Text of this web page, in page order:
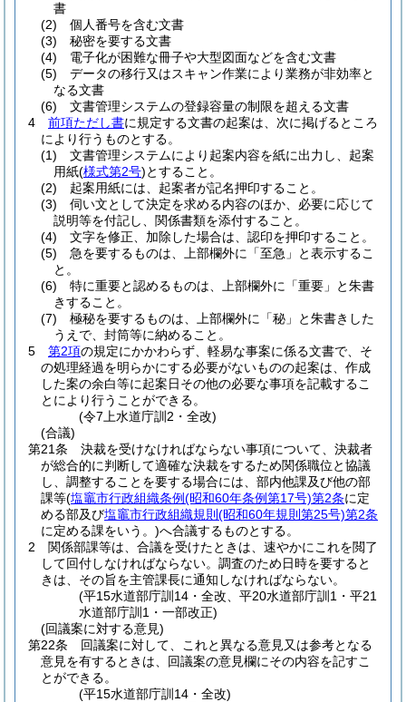
書
(2)
個人番号を含む文書
(3)
秘密を要する文書
(4)
電子化が困難な冊子や大型図面などを含む文書
(5)
データの移行又はスキャン作業により業務が非効率と
なる文書
(6)
文書管理システムの登録容量の制限を超える文書
4
前項ただし書に規定する文書の起案は、次に掲げるところ
により行うものとする。
(1)
文書管理システムにより起案内容を紙に出力し、起案
用紙(様式第2号)とすること。
(2)
起案用紙には、起案者が記名押印すること。
(3)
伺い文として決定を求める内容のほか、必要に応じて
説明等を付記し、関係書類を添付すること。
(4)
文字を修正、加除した場合は、認印を押印すること。
(5)
急を要するものは、上部欄外に「至急」と表示するこ
と。
(6)
特に重要と認めるものは、上部欄外に「重要」と朱書
きすること。
(7)
極秘を要するものは、上部欄外に「秘」と朱書きした
うえで、封筒等に納めること。
5
第2項の規定にかかわらず、軽易な事案に係る文書で、そ
の処理経過を明らかにする必要がないものの起案は、作成
した案の余白等に起案日その他の必要な事項を記載するこ
とにより行うことができる。
(令7上水道庁訓2・全改)
(合議)
第21条
決裁を受けなければならない事項について、決裁者
が総合的に判断して適確な決裁をするため関係職位と協議
し、調整することを要する場合には、部内他課及び他の部
課等(塩竈市行政組織条例(昭和60年条例第17号)第2条に定
める部及び塩竈市行政組織規則 (昭和60年規則第25号)第2条
に定める課をいう。)へ合議するものとする。
2
関係部課等は、合議を受けたときは、速やかにこれを閲了
して回付しなければならない。 調査のため日時を要すると
きは、その旨を主管課長に通知しなければならない。
(平15水道部庁訓14・全改、平20水道部庁訓1・平21
水道部庁訓1・一部改正)
(回議案に対する意見)
第22条
回議案に対して、これと異なる意見又は参考となる
意見を有するときは、回議案の意見欄にその内容を記すこ
とができる。
(平15水道部庁訓14・全改)